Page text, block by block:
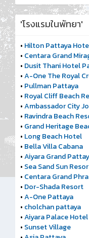
'โรงแรมในพัทยา'
• Hilton Pattaya
• Centara Grand
• Dusit Thani Hotel
•A-One The Royal
• Pullman Pattaya
• Royal Cliff Beach
•Ambassador City
• Ravindra Beach
• Grand Heritage
• Long Beach Hotel
• Bella Villa Cabana
•Aiyara Grand
• Sea Sand Sun
• Centara Grand
• Dor-Shada Resort
•A-One Pattaya
• cholchan pattaya
•Aiyara Palace Hotel
• Sunset Village